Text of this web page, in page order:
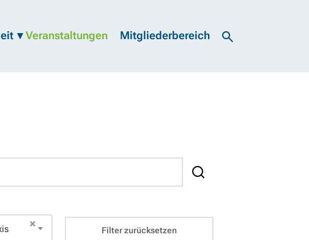
Veranstaltungen Mitgliederbereich
× Filter zurücksetzen